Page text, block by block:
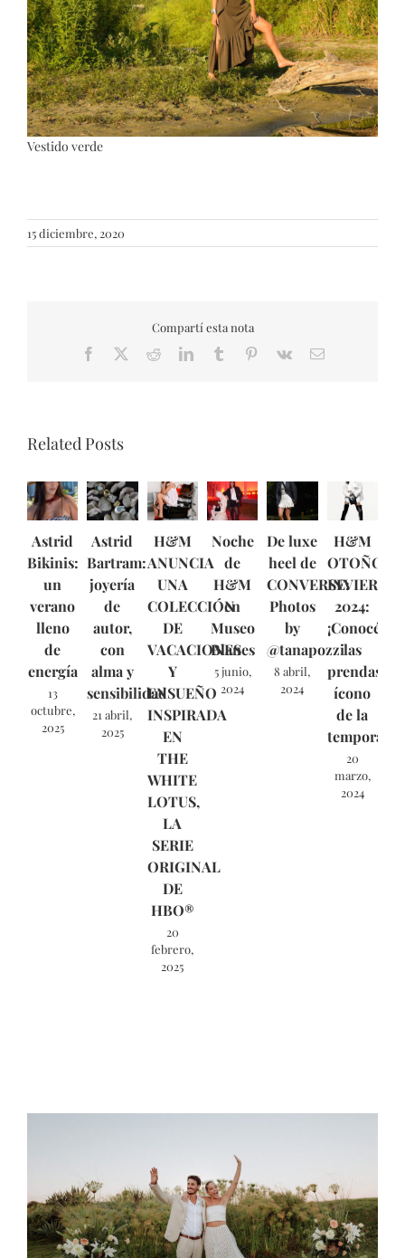
Vestido verde
15 diciembre, 2020
Compartí esta nota
Facebook RedditLinkedInTumblr Pinterest
Vk Email
Related Posts
Astrid
Bikinis:
un
verano
lleno
de
energía
13
octubre,
2025
Astrid
Bartram:
joyería
de
autor,
con
alma y
sensibilidad
21 abril,
2025
H&M
ANUNCIA
UNA
COLECCIÓN
DE
VACACIONES
Y
ENSUEÑO
INSPIRADA
EN
THE
WHITE
LOTUS,
LA
SERIE
ORIGINAL
DE
HBO®
20
febrero,
2025
Noche
de
H&M
en
Museo
Blanes
5 junio,
2024
De luxe
heel de
CONVERSE:
Photos
by
@tanapozzi
8 abril,
2024
H&M
OTOÑO/
INVIERNO
2024:
¡Conocé
las
prendas
ícono
de la
temporada!
20
marzo,
2024